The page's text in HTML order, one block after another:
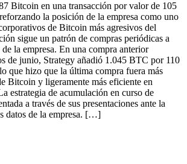
Bitcoin en una transacción por valor de 105
la posición de la empresa como uno
de Bitcoin más agresivos del
sigue un patrón de compras periódicas a
la empresa. En una compra anterior
de junio, Strategy añadió 1.045 BTC por 110
que hizo que la última compra fuera más
Bitcoin y ligeramente más eficiente en
estrategia de acumulación en curso de
a través de sus presentaciones ante la
datos de la empresa. […]